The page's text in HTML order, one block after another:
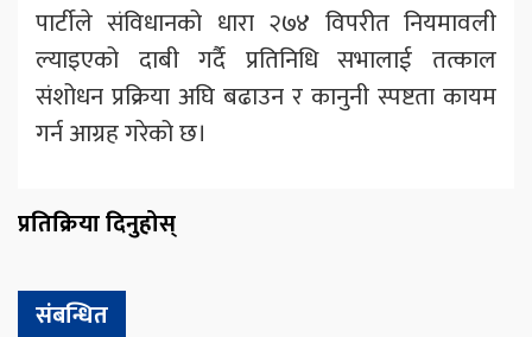
पार्टीले संविधानको धारा २७४ विपरीत नियमावली
ल्याइएको दाबी गर्दै प्रतिनिधि सभालाई तत्काल
संशोधन प्रक्रिया अघि बढाउन र कानुनी स्पष्टता कायम
गर्न आग्रह गरेको छ।
प्रतिक्रिया दिनुहोस्
संबन्धित